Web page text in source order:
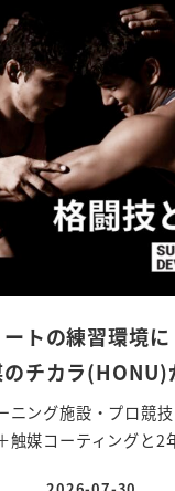
ートの練習環境
のチカラ
ニング施設・プロ競
触媒コーティングと